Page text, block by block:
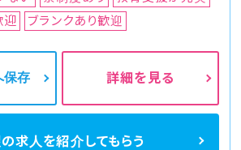
迎 ブランクあり歓迎
保存 詳細を見る
求人を紹介してもらう